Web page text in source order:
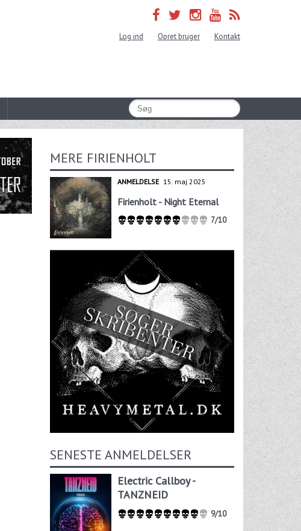
Log ind Opret bruger Kontakt
MERE FIRIENHOLT
ANMELDELSE 15. maj 2025
Firienholt - Night Eternal
7/10
SENESTE ANMELDELSER
Electric Callboy -
TANZNEID
9/10